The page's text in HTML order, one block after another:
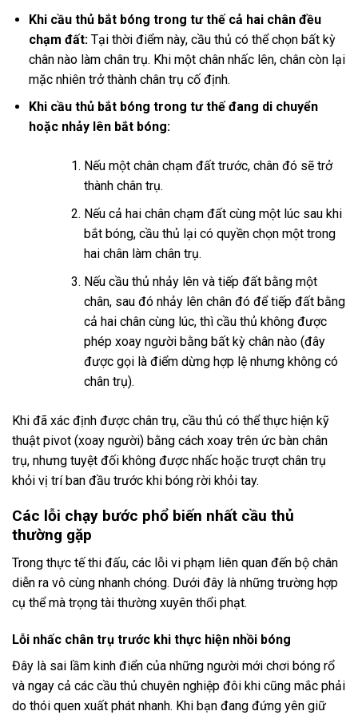
Khi cầu thủ bắt bóng trong tư thế cả hai chân đều
chạm đất:Tại thời điểm này, cầu thủ có thể chọn bất kỳ
chân nào làm chân trụ. Khi một chân nhấc lên, chân còn lại
mặc nhiên trở thành chân trụ cố định.
Khi cầu thủ bắt bóng trong tư thế đang di chuyển
hoặc nhảy lên bắt bóng:
Nếu một chân chạm đất trước, chân đó sẽ trở
thành chân trụ.
Nếu cả hai chân chạm đất cùng một lúc sau khi
bắt bóng, cầu thủ lại có quyền chọn một trong
hai chân làm chân trụ.
Nếu cầu thủ nhảy lên và tiếp đất bằng một
chân, sau đó nhảy lên chân đó để tiếp đất bằng
cả hai chân cùng lúc, thì cầu thủ không được
phép xoay người bằng bất kỳ chân nào (đây
được gọi là điểm dừng hợp lệ nhưng không có
chân trụ).
Khi đã xác định được chân trụ, cầu thủ có thể thực hiện kỹ
thuật pivot (xoay người) bằng cách xoay trên ức bàn chân
trụ, nhưng tuyệt đối không được nhấc hoặc trượt chân trụ
khỏi vị trí ban đầu trước khi bóng rời khỏi tay.
Các lỗi chạy bước phổ biến nhất cầu thủ
thường gặp
Trong thực tế thi đấu, các lỗi vi phạm liên quan đến bộ chân
diễn ra vô cùng nhanh chóng. Dưới đây là những trường hợp
cụ thể mà trọng tài thường xuyên thổi phạt.
Lỗi nhấc chân trụ trước khi thực hiện nhồi bóng
Đây là sai lầm kinh điển của những người mới chơi bóng rổ
và ngay cả các cầu thủ chuyên nghiệp đôi khi cũng mắc phải
do thói quen xuất phát nhanh. Khi bạn đang đứng yên giữ